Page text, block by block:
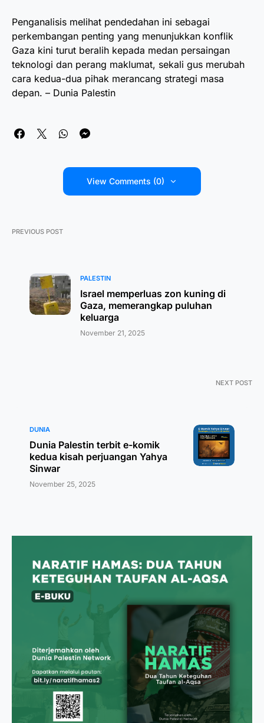
Penganalisis melihat pendedahan ini sebagai
perkembangan penting yang menunjukkan konflik
Gaza kini turut beralih kepada medan persaingan
teknologi dan perang maklumat, sekali gus merubah
cara kedua-dua pihak merancang strategi masa
depan. – Dunia Palestin
View Comments (0)
PREVIOUS POST
PALESTIN
Israel memperluas zon kuning di
Gaza, memerangkap puluhan
keluarga
November 21, 2025
NEXT POST
DUNIA
Dunia Palestin terbit e-komik
kedua kisah perjuangan Yahya
Sinwar
November 25, 2025